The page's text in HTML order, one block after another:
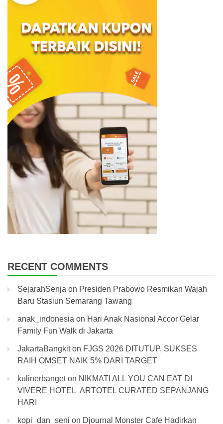
RECENT COMMENTS
SejarahSenja on Presiden Prabowo Resmikan Wajah
Baru Stasiun Semarang Tawang
anak_indonesia on Hari Anak Nasional Accor Gelar
Family Fun Walk di Jakarta
JakartaBangkiton FJGS 2026 DITUTUP, SUKSES
RAIH OMSET NAIK 5% DARI TARGET
kulinerbangeton NIKMATI ALL YOU CAN EAT DI
VIVERE HOTEL ARTOTEL CURATED SEPANJANG
HARI
kopi_dan_seni on Djournal Monster Cafe Hadirkan